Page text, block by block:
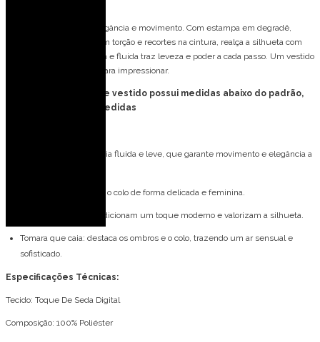
O Desert Wind é pura elegância e movimento. Com estampa em degradê,
busto tomara que caia com torção e recortes na cintura, realça a silhueta com
modernidade. A saia longa e fluida traz leveza e poder a cada passo. Um vestido
artístico e sensual, feito para impressionar.
FORMA PEQUENA: esse vestido possui medidas abaixo do padrão,
consulte tabela de medidas
Longo: modelo com saia fluida e leve, que garante movimento e elegância a
Decote coração: realça o colo de forma delicada e feminina.
Recortes na barriga: adicionam um toque moderno e valorizam a silhueta.
Tomara que caia: destaca os ombros e o colo, trazendo um ar sensual e
sofisticado.
Especificações Técnicas:
Tecido: Toque De Seda Digital
Composição: 100% Poliéster